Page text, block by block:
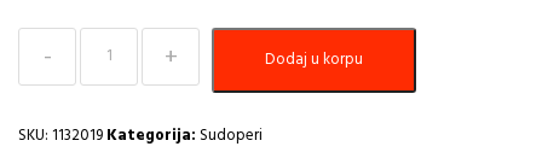
Sudoper
590x500
Cadit
G55-
Dodaj u korpu
SKU: 1132019Kategorija: Sudoperi